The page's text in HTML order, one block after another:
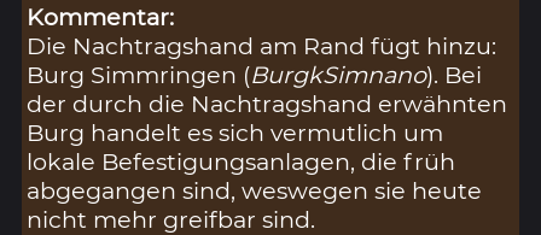
Kommentar:
Die Nachtragshand am Rand fügt hinzu:
Burg Simmringen (BurgkSimnano). Bei
der durch die Nachtragshand erwähnten
Burg handelt es sich vermutlich um
lokale Befestigungsanlagen, die früh
abgegangen sind, weswegen sie heute
nicht mehr greifbar sind.